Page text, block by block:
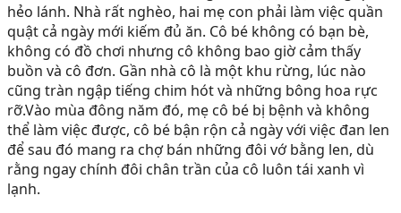
hẻo lánh. Nhà rất nghèo, hai mẹ con phải làm việc quần
quật cả ngày mới kiếm đủ ăn. Cô bé không có bạn bè,
không có đồ chơi nhưng cô không bao giờ cảm thấy
buồn và cô đơn. Gần nhà cô là một khu rừng, lúc nào
cũng tràn ngập tiếng chim hót và những bông hoa rực
rỡ.Vào mùa đông năm đó, mẹ cô bé bị bệnh và không
thể làm việc được, cô bé bận rộn cả ngày với việc đan len
để sau đó mang ra chợ bán những đôi vớ bằng len, dù
rằng ngay chính đôi chân trần của cô luôn tái xanh vì
lạnh.